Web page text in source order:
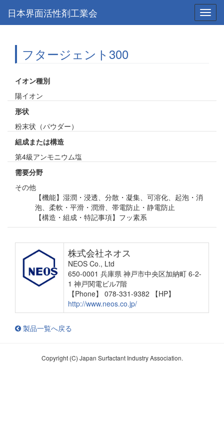
日本界面活性剤工業会
フタージェント300
イオン種別
陽イオン
形状
粉末状（パウダー）
組成または構造
第4級アンモニウム塩
需要分野
その他
【機能】湿潤・浸透、分散・凝集、可溶化、起泡・消
泡、柔軟・平滑・潤滑、帯電防止・静電防止
【構造・組成・特記事項】フッ素系
株式会社ネオス
NEOS Co., Ltd
650-0001 兵庫県 神戸市中央区加納町 6-2-
1 神戸関電ビル7階
【Phone】 078-331-9382
【HP】
http://www.neos.co.jp/
製品一覧へ戻る
Copyright (C) Japan Surfactant Industry Association.